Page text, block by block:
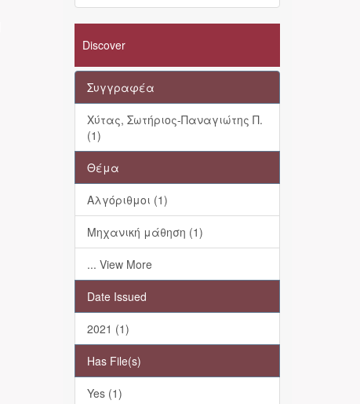
Discover
Συγγραφέα
Χύτας, Σωτήριος-Παναγιώτης Π.
(1)
Θέμα
Αλγόριθμοι (1)
Μηχανική μάθηση (1)
... View More
Date Issued
2021 (1)
Has File(s)
Yes (1)